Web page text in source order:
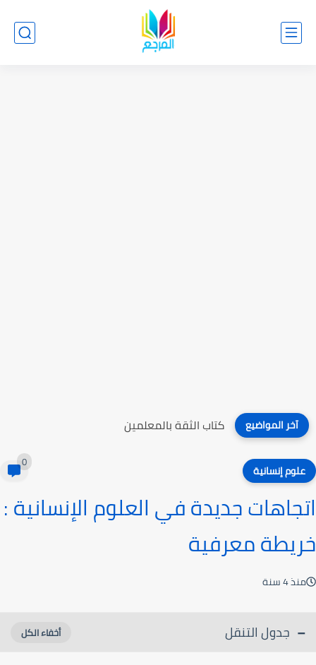
آخر المواضيع كتاب الثقة بالمعلمين
علوم إنسانية 0
اتجاهات جديدة في العلوم الإنسانية :
خريطة معرفية
منذ 4 سنة
جدول التنقل